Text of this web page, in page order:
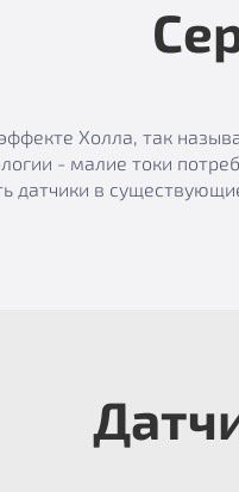
Холла, так
- малие токи
датчики в